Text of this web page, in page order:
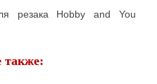
резака Hobby and You
также: